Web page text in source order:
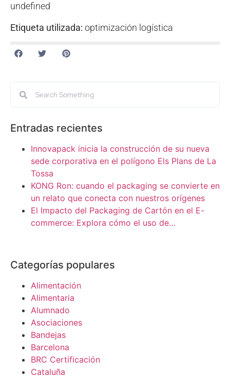
undefined
Etiqueta utilizada: optimización logística
Entradas recientes
Innovapack inicia la construcción de su nueva
sede corporativa en el polígono Els Plans de La
Tossa
KONG Ron: cuando el packaging se convierte en
un relato que conecta con nuestros orígenes
El Impacto del Packaging de Cartón en el E-
commerce: Explora cómo el uso de…
Categorías populares
Alimentación
Alimentaria
Alumnado
Asociaciones
Bandejas
Barcelona
BRC Certificación
Cataluña